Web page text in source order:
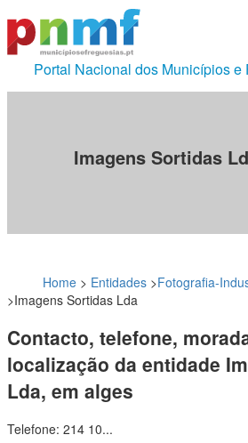
Portal Nacional dos Municípios e
Imagens Sortidas
Home > Entidades >Fotografia-
>Imagens Sortidas Lda
Contacto, telefone,
localização da entidade
Lda, em alges
Telefone: 214 10...